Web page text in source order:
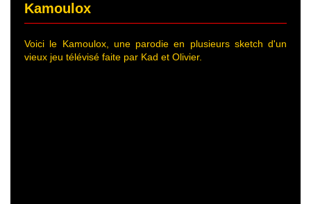
Kamoulox
Voici le Kamoulox, une parodie en plusieurs sketch d'un
vieux jeu télévisé faite par Kad et Olivier.